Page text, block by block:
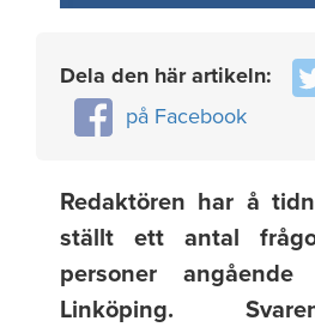
Dela den här artikeln:
på Facebook
Redaktören har å
ställt ett antal
personer
Linköping.